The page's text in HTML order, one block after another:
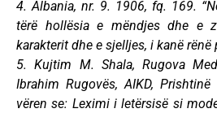
4. Albania, nr. 9. 1906, fq. 169.
tërë hollësia e mëndjes dhe e
karakterit dhe e sjelljes, i kanë rënë
5. Kujtim M. Shala, Rugova
Ibrahim Rugovës, AIKD,
vëren se: Leximi i letërsisë si